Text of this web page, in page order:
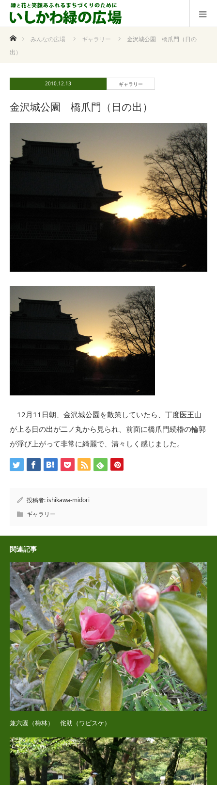
ホームみんなの広場 ギャラリー
金沢城公園 橋爪門（日の
出）
2010.12.13 ギャラリー
金沢城公園 橋爪門（日の出）
12月11日朝、金沢城公園を散策していたら、丁度医王山
が上る日の出が二ノ丸から見られ、前面に橋爪門続櫓の輪郭
が浮び上がって非常に綺麗で、清々しく感じました。
投稿者: ishikawa-midori
ギャラリー
関連記事
兼六園（梅林） 侘助（ワビスケ）